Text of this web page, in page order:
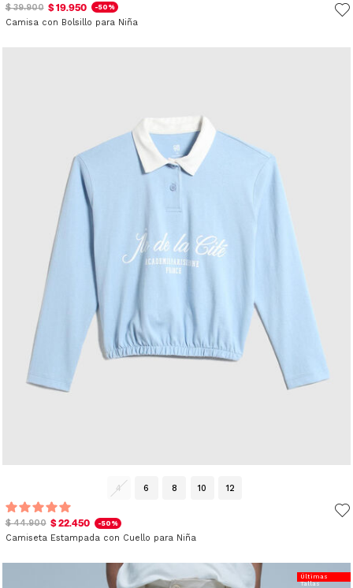
$ 39.900 $ 19.950 -50%
Camisa con Bolsillo para Niña
4 6 8 10 12
$ 44.900 $ 22.450 -50%
Camiseta Estampada con Cuello para Niña
Últimas
Tallas